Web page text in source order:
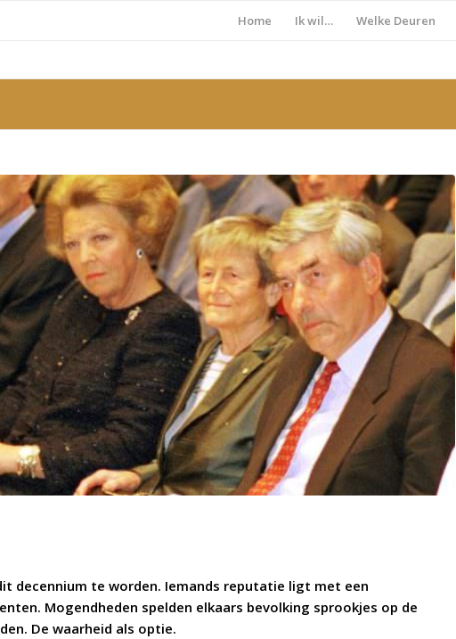
Home Ik wil… Welke Deuren
decennium te worden. Iemands reputatie ligt met een
Mogendheden spelden elkaars bevolking sprookjes op de
De waarheid als optie.